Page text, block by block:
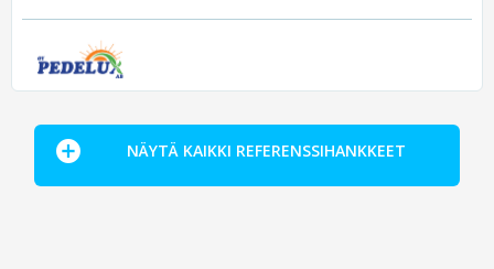
NÄYTÄ KAIKKI REFERENSSIHANKKEET